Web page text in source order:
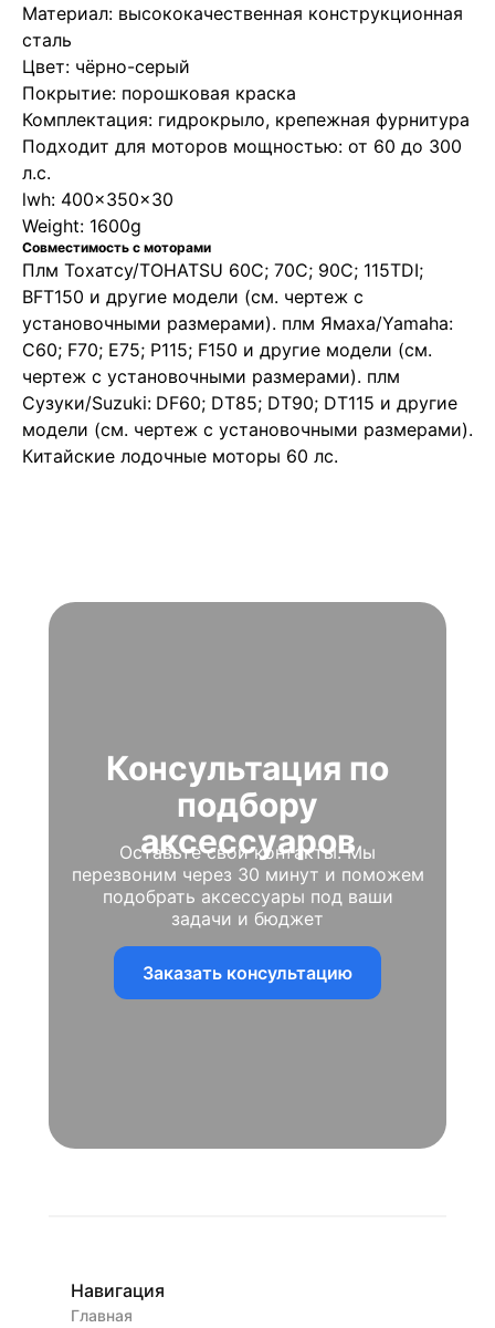
Материал: высококачественная конструкционная
сталь
Цвет: чёрно-серый
Покрытие: порошковая краска
Комплектация: гидрокрыло, крепежная фурнитура
Подходит для моторов мощностью: от 60 до 300
л.с.
lwh: 400x350x30
Weight: 1600g
Совместимость с моторами
Плм Тохатсу/TOHATSU 60C; 70C; 90C; 115TDI;
BFT150 и другие модели (см. чертеж с
установочными размерами). плм Ямаха/Yamaha:
C60; F70; E75; P115; F150 и другие модели (см.
чертеж с установочными размерами). плм
Сузуки/Suzuki: DF60; DT85; DT90; DT115 и другие
модели (см. чертеж с установочными размерами).
Китайские лодочные моторы 60 лс.
Заказать консультацию
Оставьте свои контакты. Мы
перезвоним через 30 минут и поможем
подобрать аксессуары под ваши
задачи и бюджет
Консультация по
подбору
аксессуаров
Навигация
Главная